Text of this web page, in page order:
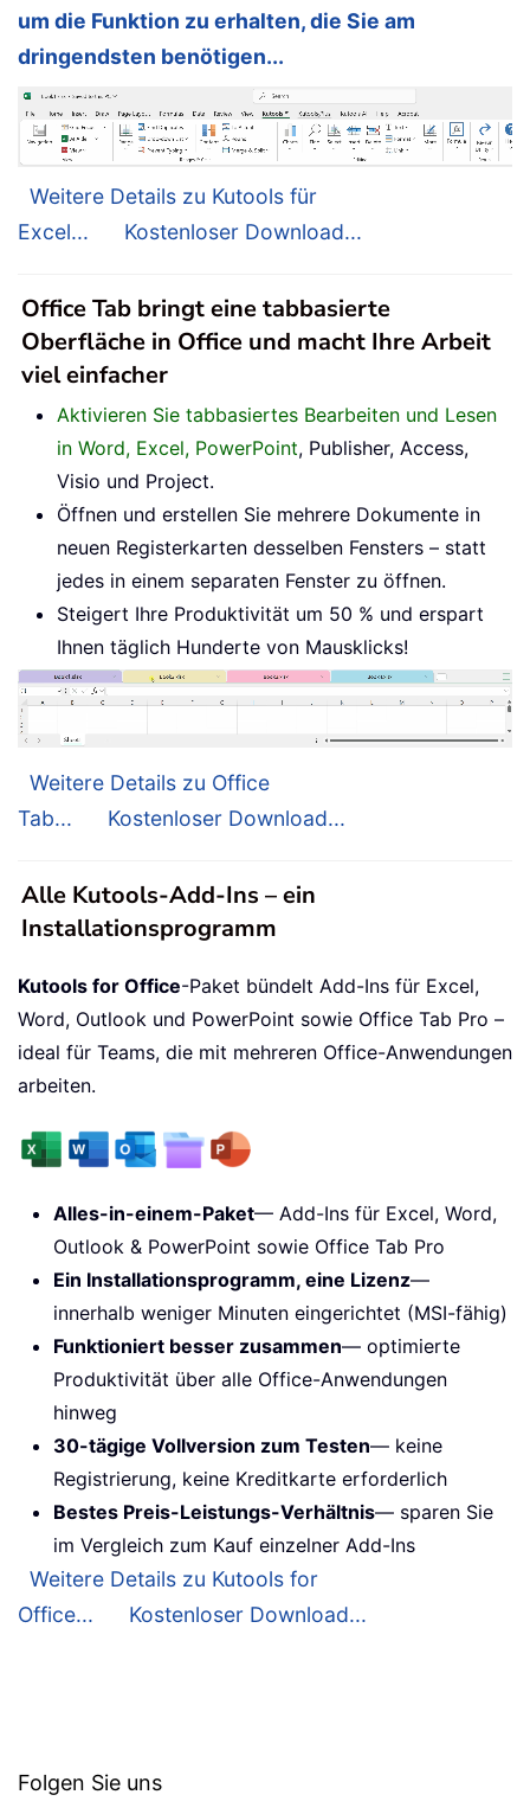
um die Funktion zu erhalten, die Sie am
dringendsten benötigen...
Weitere Details zu Kutools für
Excel...
Kostenloser Download...
Office Tab bringt eine tabbasierte
Oberfläche in Office und macht Ihre Arbeit
viel einfacher
Aktivieren Sie tabbasiertes Bearbeiten und Lesen
in Word, Excel, PowerPoint, Publisher, Access,
Visio und Project.
Öffnen und erstellen Sie mehrere Dokumente in
neuen Registerkarten desselben Fensters – statt
jedes in einem separaten Fenster zu öffnen.
Steigert Ihre Produktivität um 50 % und erspart
Ihnen täglich Hunderte von Mausklicks!
Weitere Details zu Office
Tab...
Kostenloser Download...
Alle Kutools-Add-Ins – ein
Installationsprogramm
Kutools for Office-Paket bündelt Add-Ins für Excel,
Word, Outlook und PowerPoint sowie Office Tab Pro –
ideal für Teams, die mit mehreren Office-Anwendungen
arbeiten.
Alles-in-einem-Paket— Add-Ins für Excel, Word,
Outlook & PowerPoint sowie Office Tab Pro
Ein Installationsprogramm, eine Lizenz—
innerhalb weniger Minuten eingerichtet (MSI-fähig)
Funktioniert besser zusammen— optimierte
Produktivität über alle Office-Anwendungen
hinweg
30-tägige Vollversion zum Testen— keine
Registrierung, keine Kreditkarte erforderlich
Bestes Preis-Leistungs-Verhältnis— sparen Sie
im Vergleich zum Kauf einzelner Add-Ins
Weitere Details zu Kutools for
Office...
Kostenloser Download...
Folgen Sie uns